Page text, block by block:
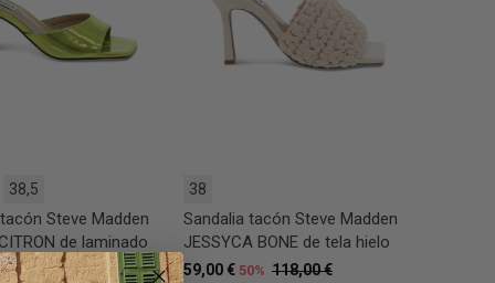
38,5
Steve Madden
de laminado
38
Sandalia tacón Steve Madden
JESSYCA BONE de tela hielo
118,00 €
59,00 € 50%